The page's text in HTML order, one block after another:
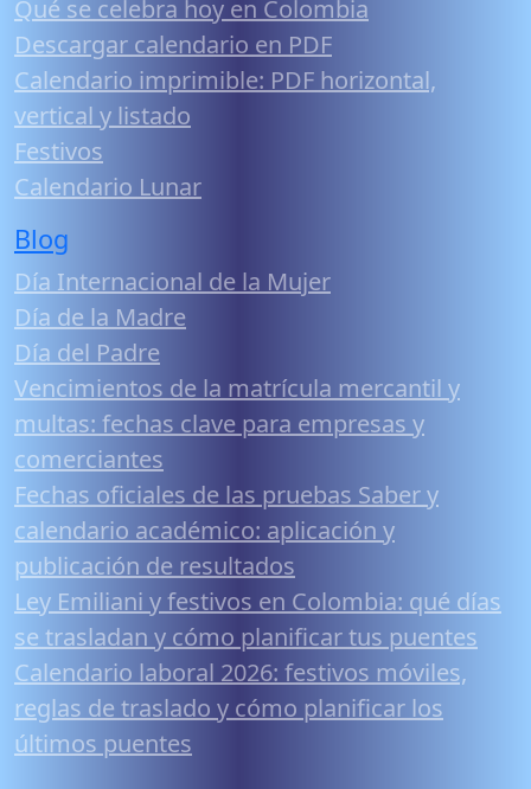
Qué se celebra hoy en Colombia
Descargar calendario en PDF
Calendario imprimible: PDF horizontal,
vertical y listado
Festivos
Calendario Lunar
Blog
Día Internacional de la Mujer
Día de la Madre
Día del Padre
Vencimientos de la matrícula mercantil y
multas: fechas clave para empresas y
comerciantes
Fechas oficiales de las pruebas Saber y
calendario académico: aplicación y
publicación de resultados
Ley Emiliani y festivos en Colombia: qué días
se trasladan y cómo planificar tus puentes
Calendario laboral 2026: festivos móviles,
reglas de traslado y cómo planificar los
últimos puentes